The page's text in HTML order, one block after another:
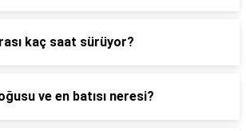
kaç saat sürüyor?
ve en batısı neresi?